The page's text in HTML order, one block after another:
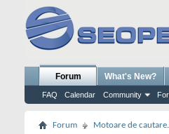
Forum
FAQ Calendar Community
What's New?
Forum Motoare de